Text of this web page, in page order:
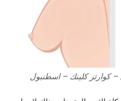
كوارتز كلينك – اسطنبول